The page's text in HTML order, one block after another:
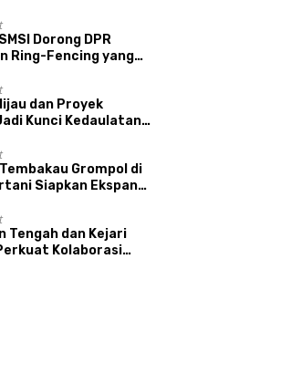
Desa Siap Jadi Penggerak
Kemajuan Desa
Dorong DPR
Ring-Fencing yang
dan Proyek
Kunci Kedaulatan
Grompol di
Siapkan Ekspansi
Tengah dan Kejari
Kolaborasi